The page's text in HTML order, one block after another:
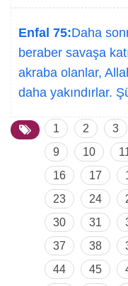
Enfal 75:Daha
beraber savaşa
akraba olanlar,
daha yakındırlar.
1 2 3
9
10
16
17
23
24
30
31
37
38
44
45